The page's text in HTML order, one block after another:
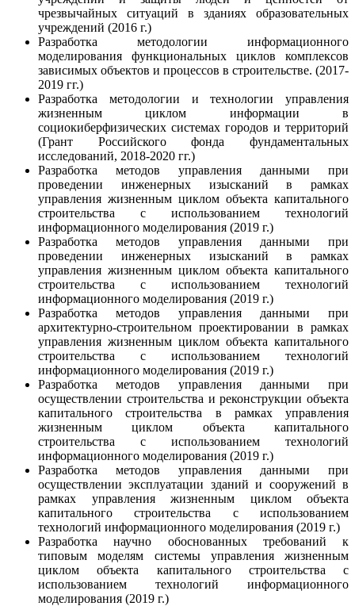
чрезвычайных ситуаций в зданиях образовательных
учреждений (2016 г.)
Разработка методологии информационного
моделирования функциональных циклов комплексов
зависимых объектов и процессов в строительстве. (2017-
2019 гг.)
Разработка методологии и технологии управления
жизненным циклом информации в
социокиберфизических системах городов и территорий
(Грант Российского фонда фундаментальных
исследований, 2018-2020 гг.)
Разработка методов управления данными при
проведении инженерных изысканий в рамках
управления жизненным циклом объекта капитального
строительства с использованием технологий
информационного моделирования (2019 г.)
Разработка методов управления данными при
проведении инженерных изысканий в рамках
управления жизненным циклом объекта капитального
строительства с использованием технологий
информационного моделирования (2019 г.)
Разработка методов управления данными при
архитектурно-строительном проектировании в рамках
управления жизненным циклом объекта капитального
строительства с использованием технологий
информационного моделирования (2019 г.)
Разработка методов управления данными при
осуществлении строительства и реконструкции объекта
капитального строительства в рамках управления
жизненным циклом объекта капитального
строительства с использованием технологий
информационного моделирования (2019 г.)
Разработка методов управления данными при
осуществлении эксплуатации зданий и сооружений в
рамках управления жизненным циклом объекта
капитального строительства с использованием
технологий информационного моделирования (2019 г.)
Разработка научно обоснованных требований к
типовым моделям системы управления жизненным
циклом объекта капитального строительства с
использованием технологий информационного
моделирования (2019 г.)